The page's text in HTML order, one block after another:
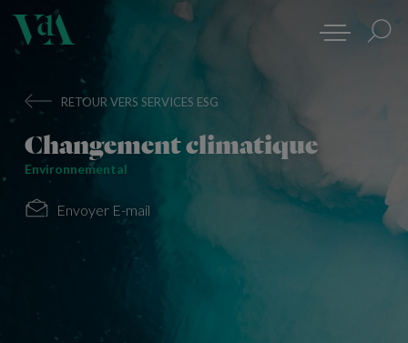
RETOUR VERS SERVICES ESG
Changement climatique
Environnemental
Envoyer E-mail